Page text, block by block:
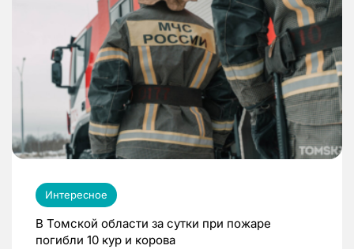
Интересное
В Томской области за сутки при пожаре
погибли 10 кур и корова